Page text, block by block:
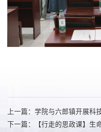
上一篇：学院与六郎镇开展科
下一篇：【行走的思政课】生